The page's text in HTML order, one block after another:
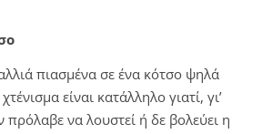
πιασμένα σε ένα κότσο ψηλά
είναι κατάλληλο γιατί, γι’
να λουστεί ή δε βολεύει η